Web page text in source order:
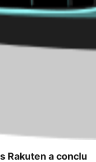
Rakuten a conclu